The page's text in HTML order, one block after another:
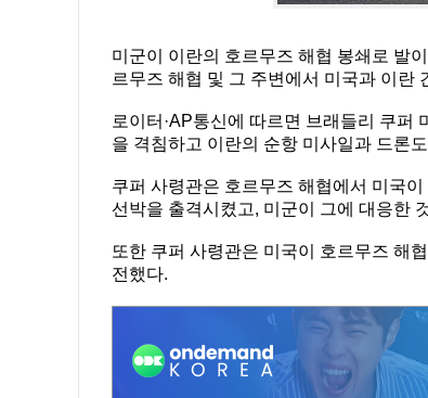
미군이 이란의 호르무즈 해협 봉쇄로 발
르무즈 해협 및 그 주변에서 미국과 이란
로이터·AP통신에 따르면 브래들리 쿠퍼
을 격침하고 이란의 순항 미사일과 드론
쿠퍼 사령관은 호르무즈 해협에서 미국
선박을 출격시켰고, 미군이 그에 대응한
또한 쿠퍼 사령관은 미국이 호르무즈 해
전했다.